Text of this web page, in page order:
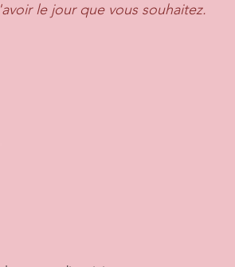
le jour que vous souhaitez.